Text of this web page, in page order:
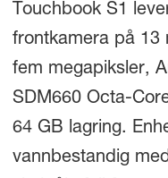
Touchbook S1
frontkamera på 13
fem megapiksler,
SDM660 Octa-
64 GB lagring.
vannbestandig